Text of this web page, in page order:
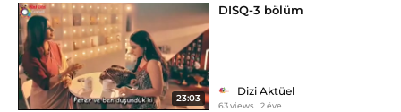
23:03
DISQ-3 bölüm
Dizi Aktüel
63 views 2 éve